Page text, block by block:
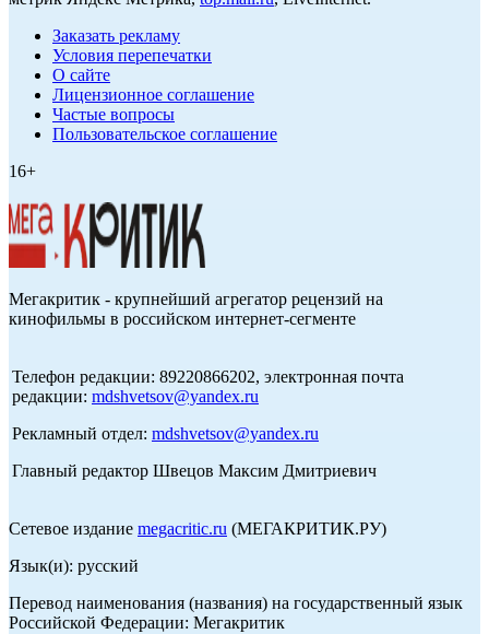
Заказать рекламу
Условия перепечатки
О сайте
Лицензионное соглашение
Частые вопросы
Пользовательское соглашение
16+
Мегакритик - крупнейший агрегатор рецензий на
кинофильмы в российском интернет-сегменте
Телефон редакции: 89220866202, электронная почта
редакции: mdshvetsov@yandex.ru
Рекламный отдел: mdshvetsov@yandex.ru
Главный редактор Швецов Максим Дмитриевич
Сетевое издание megacritic.ru (МЕГАКРИТИК.РУ)
Язык(и): русский
Перевод наименования (названия) на государственный язык
Российской Федерации: Мегакритик